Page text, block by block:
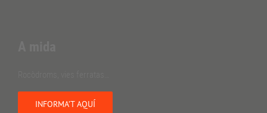
INFORMA’T AQUÍ